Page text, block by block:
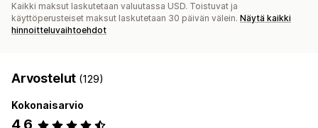
Kaikki maksut laskutetaan valuutassa USD. Toistuvat ja
käyttöperusteiset maksut laskutetaan 30 päivän välein. Näytä kaikki
hinnoitteluvaihtoehdot
Arvostelut (129)
Kokonaisarvio